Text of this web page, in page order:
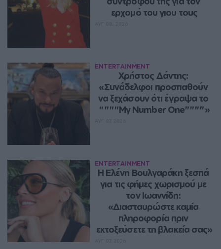
ερχομό του γιου τους
ENTERTAINMENT
Χρήστος Δάντης:
«Συνάδελφοι προσπαθούν
να ξεχάσουν ότι έγραψα το
""""My Number One""""»
ENTERTAINMENT
Η Ελένη Βουλγαράκη ξεσπά
για τις φήμες χωρισμού με
τον Ιωαννίδη:
«Διασταυρώστε καμία
πληροφορία πριν
εκτοξεύσετε τη βλακεία σας»